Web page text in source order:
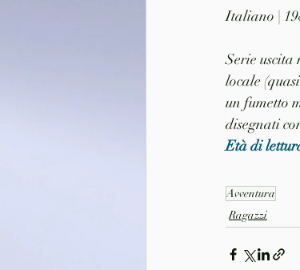
Italiano |
Serie
locale
un fumetto
disegnati
Età di
Avventura
Ragazzi